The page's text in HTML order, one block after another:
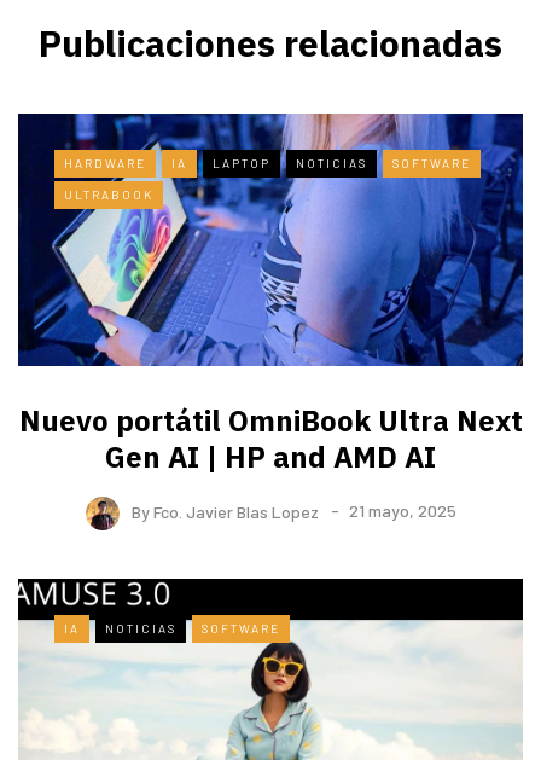
Publicaciones relacionadas
HARDWARE IA LAPTOP NOTICIAS SOFTWARE
ULTRABOOK
Nuevo portátil OmniBook Ultra ​Next
Gen AI | HP and AMD AI
ByFco. Javier Blas Lopez 21 mayo, 2025
IA NOTICIAS SOFTWARE